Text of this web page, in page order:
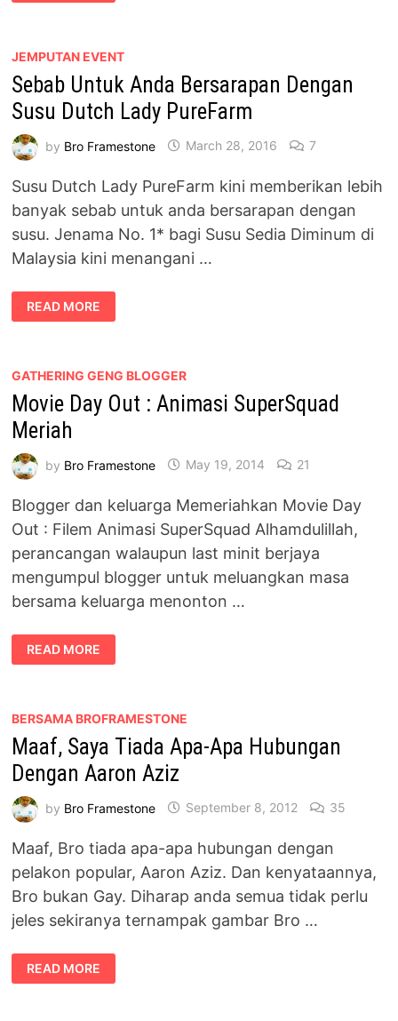
PAGI
LADY
JEMPUTAN EVENT
Sebab Untuk Anda Bersarapan Dengan
Susu Dutch Lady PureFarm
by Bro Framestone March 28, 2016 7
Susu Dutch Lady PureFarm kini memberikan lebih
banyak sebab untuk anda bersarapan dengan
susu. Jenama No. 1* bagi Susu Sedia Diminum di
Malaysia kini menangani …
SEBAB
UNTUK
ANDA
DUTCH
PUREFARM
READ MORE
GATHERING GENG BLOGGER
Movie Day Out : Animasi SuperSquad
Meriah
by Bro Framestone May 19, 2014 21
Blogger dan keluarga Memeriahkan Movie Day
Out : Filem Animasi SuperSquad Alhamdulillah,
perancangan walaupun last minit berjaya
mengumpul blogger untuk meluangkan masa
bersama keluarga menonton …
MOVIE
DAY
OUT
MERIAH
READ MORE
BERSAMA BROFRAMESTONE
Maaf, Saya Tiada Apa-Apa Hubungan
Dengan Aaron Aziz
by Bro Framestone September 8, 2012 35
Maaf, Bro tiada apa-apa hubungan dengan
pelakon popular, Aaron Aziz. Dan kenyataannya,
Bro bukan Gay. Diharap anda semua tidak perlu
jeles sekiranya ternampak gambar Bro …
MAAF,
SAYA
TIADA
READ MORE